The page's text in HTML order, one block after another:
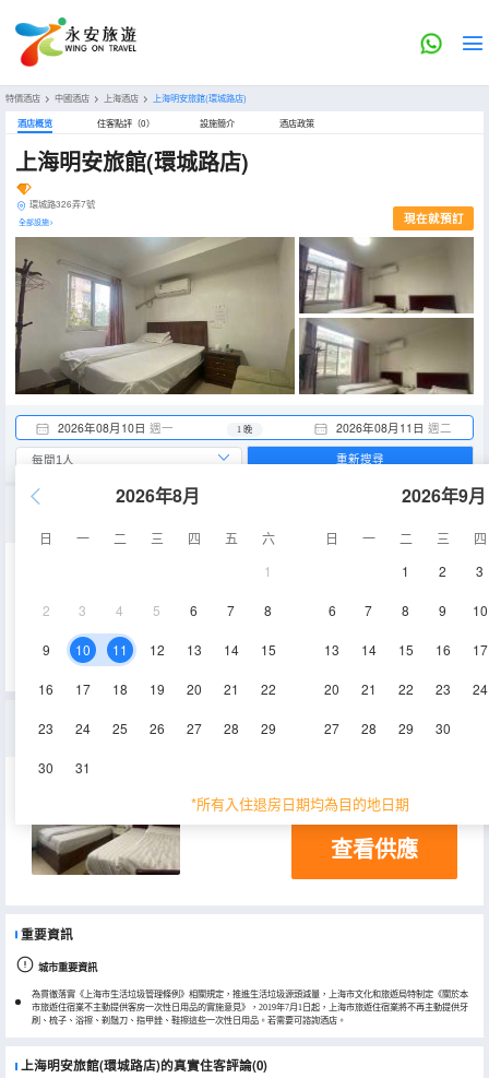
特價酒店 > 中國酒店 > 上海酒店 > 上海明安旅館(環城路店)
酒店概览 住客點評（0） 設施簡介 酒店政策
上海明安旅館(環城路店)
環城路326弄7號
全部設施> 現在就預訂
2026年08月10日 週一 2026年08月11日 週二
1 晚
2026年8月
日 一 二 三 四 五
六
1
2 3 4 5 6 7 8
9 10 11 12 13 14 15
16 17 18 19 20 21 22
23 24 25 26 27 28 29
30 31
2026年9月
日 一 二 三
四
1
2 3
6 7 8 9 10
13 14 15 16 17
20 21 22 23 24
27 28 29 30
*所有入住退房日期均為目的地日期
重新搜尋
8-10㎡ 空調
標準雙床房
9-10㎡ 2-3層 空調
查看供應
重要資訊
城市重要資訊
為貫徹落實《上海市生活垃圾管理條例》相關規定，推進生活垃圾源頭減量，上海市文化和旅遊局特制定《關於本
市旅遊住宿業不主動提供客房一次性日用品的實施意見》，2019年7月1日起，上海市旅遊住宿業將不再主動提供牙
刷、梳子、浴擦、剃鬚刀、指甲銼、鞋擦這些一次性日用品。若需要可諮詢酒店。
上海明安旅館(環城路店)的真實住客評論(0)